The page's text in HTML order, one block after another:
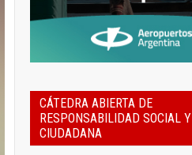
CÁTEDRA ABIERTA DE
RESPONSABILIDAD SOCIAL Y
CIUDADANA